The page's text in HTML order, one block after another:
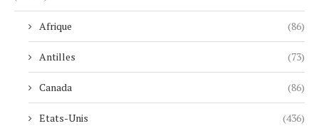
Afrique (86)
Antilles (73)
Canada (86)
Etats-Unis (436)